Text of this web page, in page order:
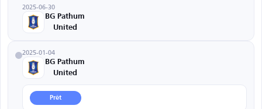
2025-06-30
BG Pathum
United
2025-01-04
BG Pathum
United
Prêt